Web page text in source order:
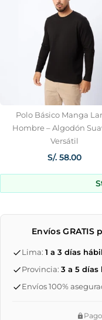
Polo Básico Manga
Hombre – Algodón
Versátil
S/. 58.00
Envíos GRATIS
Lima: 1 a 3 días
Provincia: 3 a 5 días
Envíos 100%